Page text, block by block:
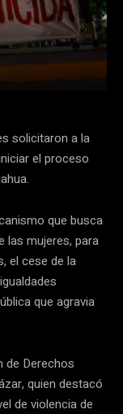
solicitaron a la
el proceso
que busca
las mujeres, para
el cese de la
que agravia
de Derechos
quien destacó
de violencia de